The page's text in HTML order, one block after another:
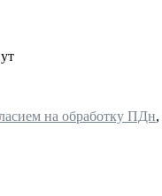
на обработку ПДн,